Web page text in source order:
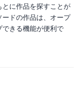
に作品を探すことが
ドの作品は、オープ
できる機能が便利で